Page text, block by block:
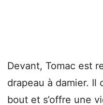
Devant, Tomac est
drapeau à damier. Il
bout et s’offre une